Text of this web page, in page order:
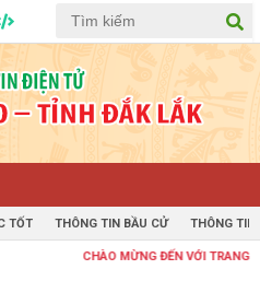
TỐT THÔNG TIN BẦU CỬ THÔNG TIN
MỪNG ĐẾN VỚI TRANG THÔNG TIN ĐIỆN